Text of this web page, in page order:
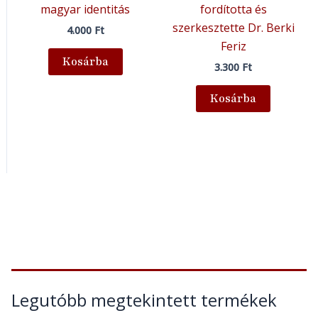
Legutóbb megtekintett termékek
magyar identitás
4.000 Ft
Kosárba
fordította és
szerkesztette Dr. Berki
Feriz
3.300 Ft
Kosárba